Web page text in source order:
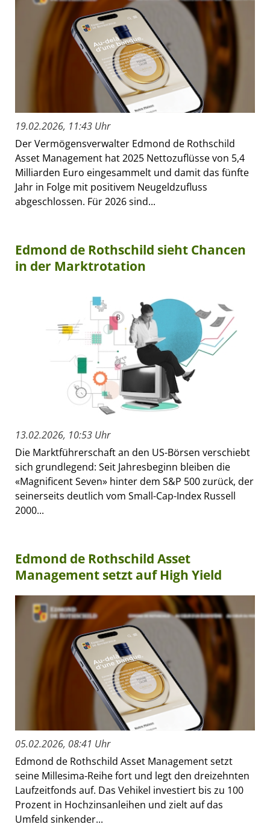
19.02.2026, 11:43 Uhr
Der Vermögensverwalter Edmond de Rothschild
Asset Management hat 2025 Nettozuflüsse von 5,4
Milliarden Euro eingesammelt und damit das fünfte
Jahr in Folge mit positivem Neugeldzufluss
abgeschlossen. Für 2026 sind...
Edmond de Rothschild sieht Chancen
in der Marktrotation
13.02.2026, 10:53 Uhr
Die Marktführerschaft an den US-Börsen verschiebt
sich grundlegend: Seit Jahresbeginn bleiben die
«Magnificent Seven» hinter dem S&P 500 zurück, der
seinerseits deutlich vom Small-Cap-Index Russell
2000...
Edmond de Rothschild Asset
Management setzt auf High Yield
05.02.2026, 08:41 Uhr
Edmond de Rothschild Asset Management setzt
seine Millesima-Reihe fort und legt den dreizehnten
Laufzeitfonds auf. Das Vehikel investiert bis zu 100
Prozent in Hochzinsanleihen und zielt auf das
Umfeld sinkender...